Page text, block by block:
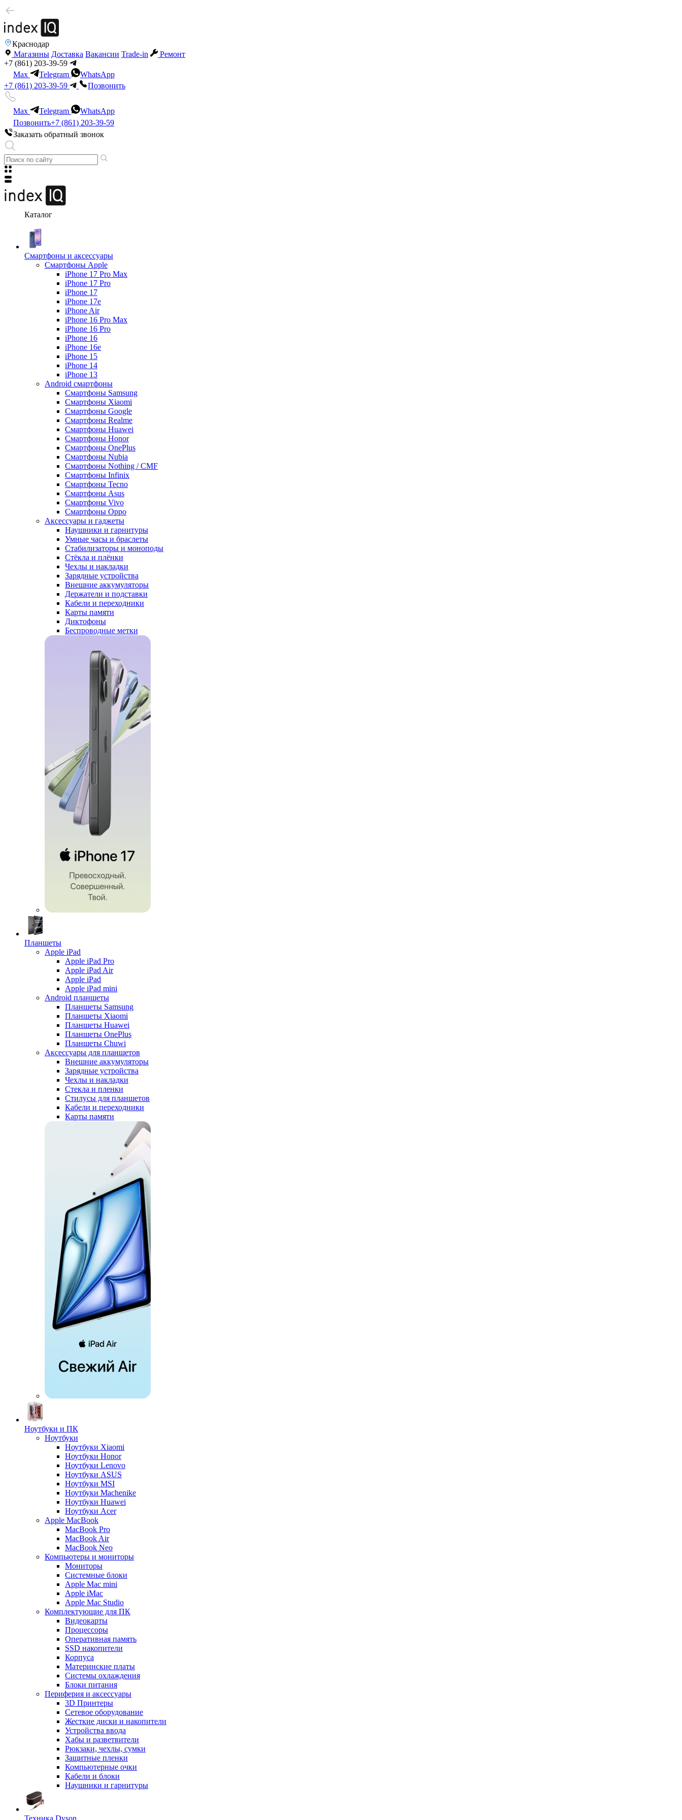
Краснодар
Магазины Доставка Вакансии Trade-in
Ремонт
+7 (861) 203-39-59
Max
Telegram
WhatsApp
+7 (861) 203-39-59
Позвонить
Max Telegram
WhatsApp
Позвонить+7 (861) 203-39-59
Заказать обратный звонок
Каталог
Смартфоны и аксессуары
Смартфоны Apple
iPhone 17 Pro Max
iPhone 17 Pro
iPhone 17
iPhone 17e
iPhone Air
iPhone 16 Pro Max
iPhone 16 Pro
iPhone 16
iPhone 16e
iPhone 15
iPhone 14
iPhone 13
Android cмартфоны
Смартфоны Samsung
Смартфоны Xiaomi
Смартфоны Google
Смартфоны Realme
Смартфоны Huawei
Смартфоны Honor
Смартфоны OnePlus
Смартфоны Nubia
Смартфоны Nothing / CMF
Смартфоны Infinix
Смартфоны Tecno
Смартфоны Asus
Смартфоны Vivo
Смартфоны Oppo
Аксессуары и гаджеты
Наушники и гарнитуры
Умные часы и браслеты
Стабилизаторы и моноподы
Стёкла и плёнки
Чехлы и накладки
Зарядные устройства
Внешние аккумуляторы
Держатели и подставки
Кабели и переходники
Карты памяти
Диктофоны
Беспроводные метки
Планшеты
Apple iPad
Apple iPad Pro
Apple iPad Air
Apple iPad
Apple iPad mini
Android планшеты
Планшеты Samsung
Планшеты Xiaomi
Планшеты Huawei
Планшеты OnePlus
Планшеты Chuwi
Аксессуары для планшетов
Внешние аккумуляторы
Зарядные устройства
Чехлы и накладки
Стекла и пленки
Стилусы для планшетов
Кабели и переходники
Карты памяти
Ноутбуки и ПК
Ноутбуки
Ноутбуки Xiaomi
Ноутбуки Honor
Ноутбуки Lenovo
Ноутбуки ASUS
Ноутбуки MSI
Ноутбуки Machenike
Ноутбуки Huawei
Ноутбуки Acer
Apple MacBook
MacBook Pro
MacBook Air
MacBook Neo
Компьютеры и мониторы
Мониторы
Системные блоки
Apple Mac mini
Apple iMac
Apple Mac Studio
Комплектующие для ПК
Видеокарты
Процессоры
Оперативная память
SSD накопители
Корпуса
Материнские платы
Системы охлаждения
Блоки питания
Периферия и аксессуары
3D Принтеры
Сетевое оборудование
Жесткие диски и накопители
Устройства ввода
Хабы и разветвители
Рюкзаки, чехлы, сумки
Защитные пленки
Компьютерные очки
Кабели и блоки
Наушники и гарнитуры
Техника Dyson